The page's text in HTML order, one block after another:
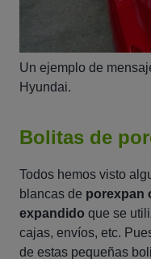
Un ejemplo de
Hyundai.
Bolitas de
Todos hemos visto
blancas de porexpan
expandido que se
cajas, envíos, etc.
de estas pequeñas